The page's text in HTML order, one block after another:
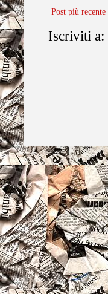
Post più recente
Iscriviti a: